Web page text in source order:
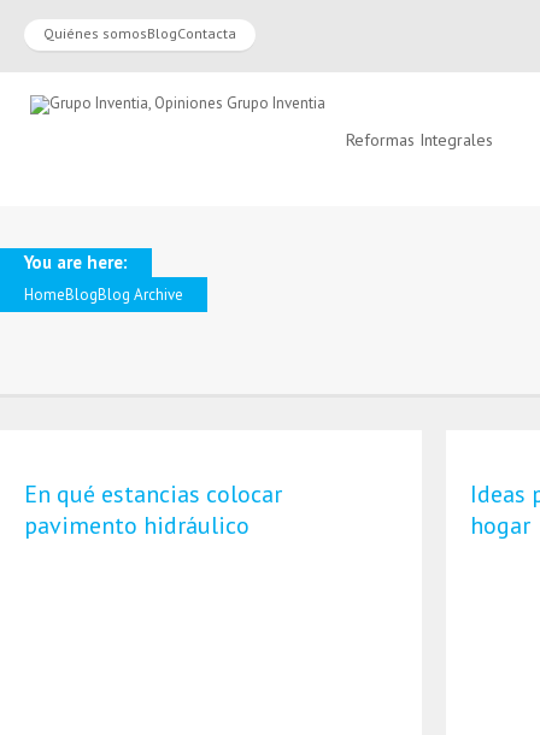
Quiénes somosBlogContacta
Reformas Integrales
You are here:
HomeBlogBlog Archive
En qué estancias colocar
pavimento hidráulico
Ideas
hogar